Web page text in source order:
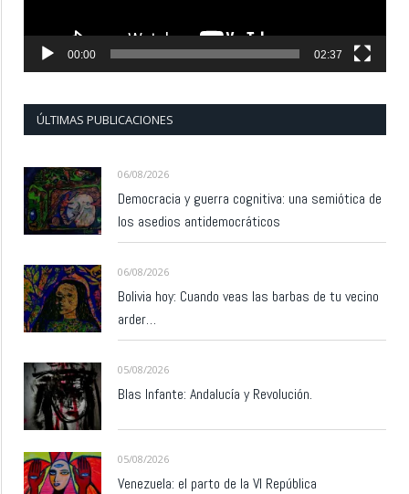
00:00 02:37
ÚLTIMAS PUBLICACIONES
06/08/2026
Democracia y guerra cognitiva: una semiótica de
los asedios antidemocráticos
06/08/2026
Bolivia hoy: Cuando veas las barbas de tu vecino
arder…
05/08/2026
Blas Infante: Andalucía y Revolución.
05/08/2026
Venezuela: el parto de la VI República